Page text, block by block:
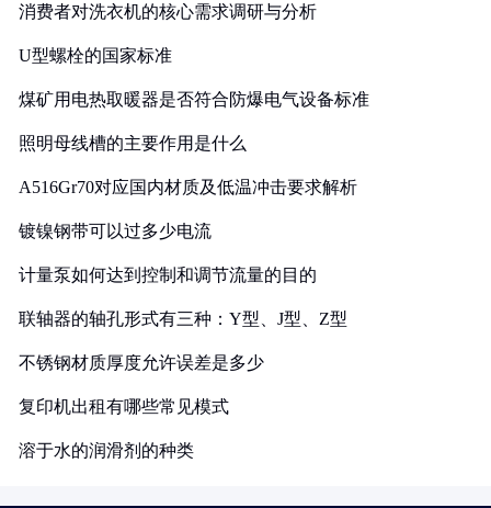
消费者对洗衣机的核心需求调研与分析
U型螺栓的国家标准
煤矿用电热取暖器是否符合防爆电气设备标准
照明母线槽的主要作用是什么
A516Gr70对应国内材质及低温冲击要求解析
镀镍钢带可以过多少电流
计量泵如何达到控制和调节流量的目的
联轴器的轴孔形式有三种：Y型、J型、Z型
不锈钢材质厚度允许误差是多少
复印机出租有哪些常见模式
溶于水的润滑剂的种类